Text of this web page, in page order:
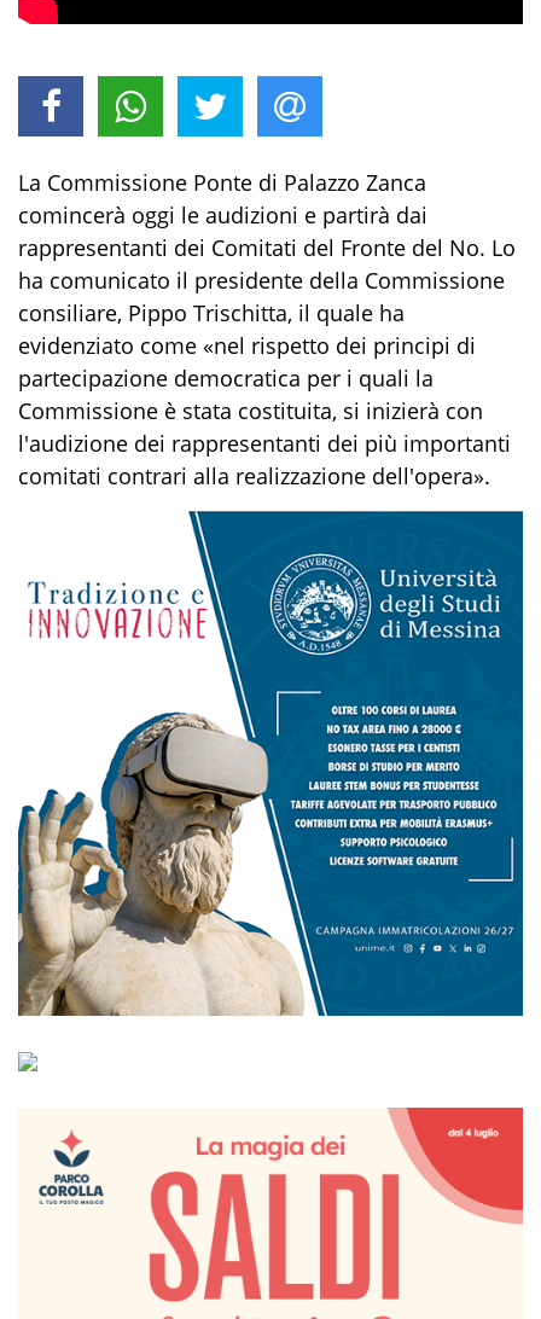
La Commissione Ponte di Palazzo Zanca
comincerà oggi le audizioni e partirà dai
rappresentanti dei Comitati del Fronte del No. Lo
ha comunicato il presidente della Commissione
consiliare, Pippo Trischitta, il quale ha
evidenziato come «nel rispetto dei principi di
partecipazione democratica per i quali la
Commissione è stata costituita, si inizierà con
l'audizione dei rappresentanti dei più importanti
comitati contrari alla realizzazione dell'opera».